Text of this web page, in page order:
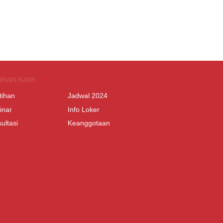
KAMI
Jadwal 2024
Info Loker
Keanggotaan